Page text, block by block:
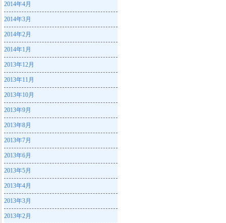
2014年4月
2014年3月
2014年2月
2014年1月
2013年12月
2013年11月
2013年10月
2013年9月
2013年8月
2013年7月
2013年6月
2013年5月
2013年4月
2013年3月
2013年2月